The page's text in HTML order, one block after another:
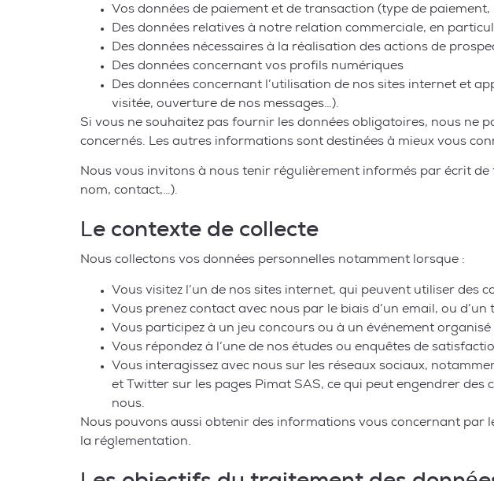
Vos données de paiement et de transaction (type de paiement,
Des données relatives à notre relation commerciale, en
Des données nécessaires à la réalisation des actions de
Des données concernant vos profils numériques
Des données concernant l’utilisation de nos sites internet et
visitée, ouverture de nos messages…).
Si vous ne souhaitez pas fournir les données obligatoires, nous
concernés. Les autres informations sont destinées à mieux vous
Nous vous invitons à nous tenir régulièrement informés par écrit
nom, contact,…).
Le contexte de collecte
Nous collectons vos données personnelles notamment lorsque :
Vous visitez l’un de nos sites internet, qui peuvent utiliser des
Vous prenez contact avec nous par le biais d’un email, ou d’un
Vous participez à un jeu concours ou à un événement
Vous répondez à l’une de nos études ou enquêtes de
Vous interagissez avec nous sur les réseaux sociaux,
et Twitter sur les pages Pimat SAS, ce qui peut engendrer des
nous.
Nous pouvons aussi obtenir des informations vous concernant par
la réglementation.